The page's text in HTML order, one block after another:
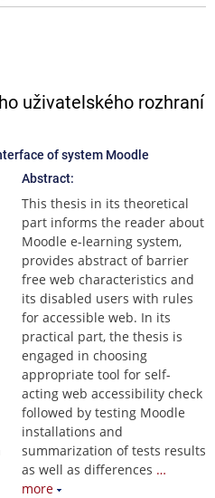
uživatelského rozhraní
of system Moodle
Abstract:
This thesis in its theoretical
part informs the reader about
Moodle e-learning system,
provides abstract of barrier
free web characteristics and
its disabled users with rules
for accessible web. In its
practical part, the thesis is
engaged in choosing
appropriate tool for self-
acting web accessibility check
followed by testing Moodle
installations and
summarization of tests results
as well as differences …
more